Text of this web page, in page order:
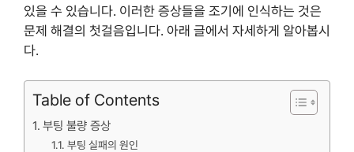
있을 수 있습니다. 이러한 증상들을 조기에 인식하는 것은
문제 해결의 첫걸음입니다. 아래 글에서 자세하게 알아봅시
다.
Table of Contents
부팅 불량 증상
부팅 실패의 원인